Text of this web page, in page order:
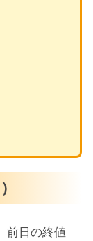
前日の終値